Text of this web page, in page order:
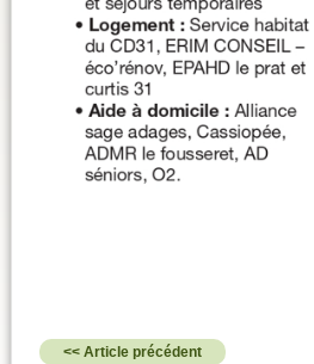
<< Article précédent